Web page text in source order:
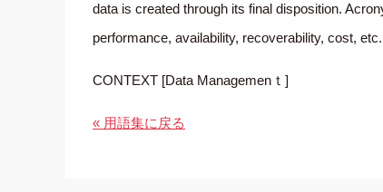
data is created through its final disposition.
performance, availability, recoverability, cost,
CONTEXT [Data Managemenｔ]
« 用語集に戻る